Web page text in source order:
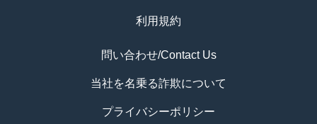
利用規約
問い合わせ/Contact Us
当社を名乗る詐欺について
プライバシーポリシー